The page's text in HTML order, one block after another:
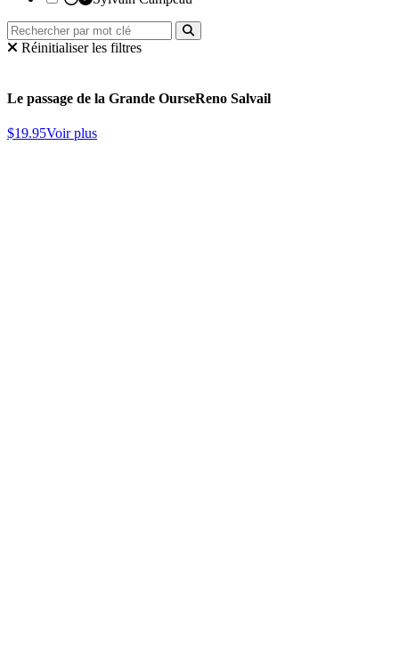
Réinitialiser les filtres
Le passage de la Grande OurseReno Salvail
$19.95Voir plus